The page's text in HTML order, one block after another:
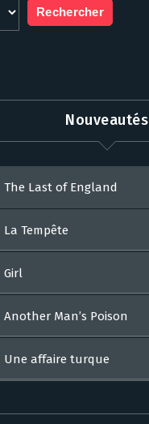
Nouveautés
The Last of England
La Tempête
Girl
Another Man’s Poison
Une affaire turque